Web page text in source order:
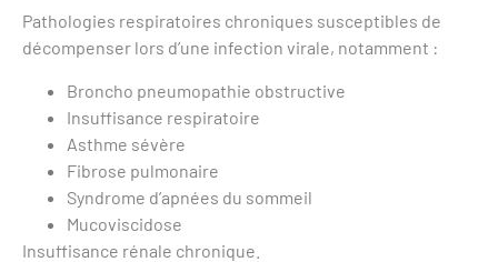
Pathologies respiratoires chroniques susceptibles de
décompenser lors d’une infection virale, notamment :
Broncho pneumopathie obstructive
Insuffisance respiratoire
Asthme sévère
Fibrose pulmonaire
Syndrome d’apnées du sommeil
Mucoviscidose
Insuffisance rénale chronique.